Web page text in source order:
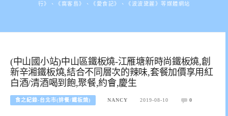
行》、《窩客島》、《愛食記》、《波波黛麗》等媒體網站
(中山國小站)中山區鐵板燒-江雁塘新時尚鐵板燒,創
新辛湘鐵板燒,結合不同層次的辣味,套餐加價享用紅
白酒/清酒喝到飽,聚餐,約會,慶生
食之紀錄-台北市(排餐/鐵板燒) NANCY 2019-08-10 0